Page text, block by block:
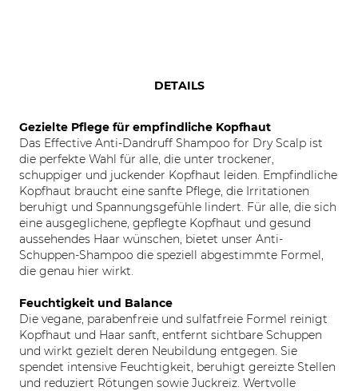
DETAILS
Gezielte Pflege für empfindliche Kopfhaut
Das Effective Anti-Dandruff Shampoo for Dry Scalp ist
die perfekte Wahl für alle, die unter trockener,
schuppiger und juckender Kopfhaut leiden. Empfindliche
Kopfhaut braucht eine sanfte Pflege, die Irritationen
beruhigt und Spannungsgefühle lindert. Für alle, die sich
eine ausgeglichene, gepflegte Kopfhaut und gesund
aussehendes Haar wünschen, bietet unser Anti-
Schuppen-Shampoo die speziell abgestimmte Formel,
die genau hier wirkt.
Feuchtigkeit und Balance
Die vegane, parabenfreie und sulfatfreie Formel reinigt
Kopfhaut und Haar sanft, entfernt sichtbare Schuppen
und wirkt gezielt deren Neubildung entgegen. Sie
spendet intensive Feuchtigkeit, beruhigt gereizte Stellen
und reduziert Rötungen sowie Juckreiz. Wertvolle